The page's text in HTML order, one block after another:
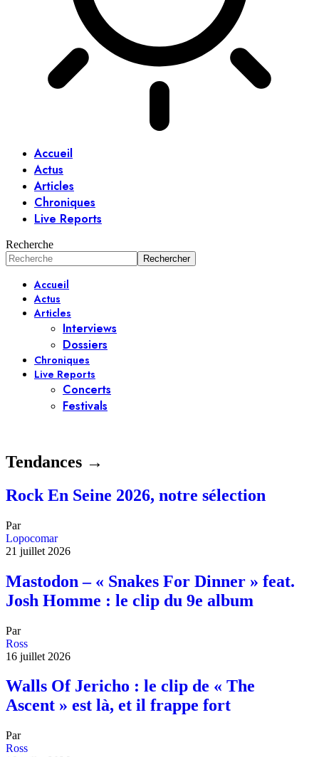
Accueil
Actus
Articles
Chroniques
Live Reports
Recherche
Accueil
Actus
Articles
Interviews
Dossiers
Chroniques
Live Reports
Concerts
Festivals
Tendances →
Rock En Seine 2026, notre sélection
Par
Lopocomar
21 juillet 2026
Mastodon – « Snakes For Dinner » feat.
Josh Homme : le clip du 9e album
Par
Ross
16 juillet 2026
Walls Of Jericho : le clip de « The
Ascent » est là, et il frappe fort
Par
Ross